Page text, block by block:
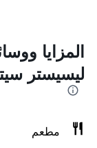
المزايا
ليسيستر
مطعم